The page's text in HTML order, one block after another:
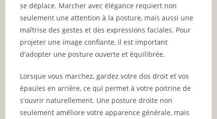
se déplace. Marcher avec élégance requiert non
seulement une attention à la posture, mais aussi une
maîtrise des gestes et des expressions faciales. Pour
projeter une image confiante, il est important
d'adopter une posture ouverte et équilibrée.
Lorsque vous marchez, gardez votre dos droit et vos
épaules en arrière, ce qui permet à votre poitrine de
s'ouvrir naturellement. Une posture droite non
seulement améliore votre apparence générale, mais